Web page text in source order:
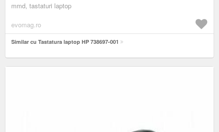
mmd, tastaturi laptop
evomag.ro
Similar cu Tastatura laptop HP 738697-001